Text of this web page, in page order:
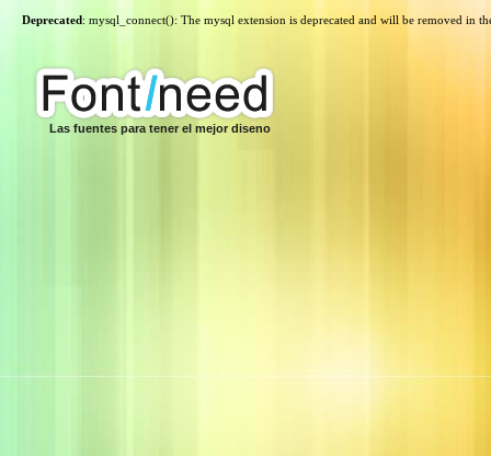
Deprecated: mysql_connect(): The mysql extension is deprecated and will be removed in
Las fuentes para tener el mejor diseno